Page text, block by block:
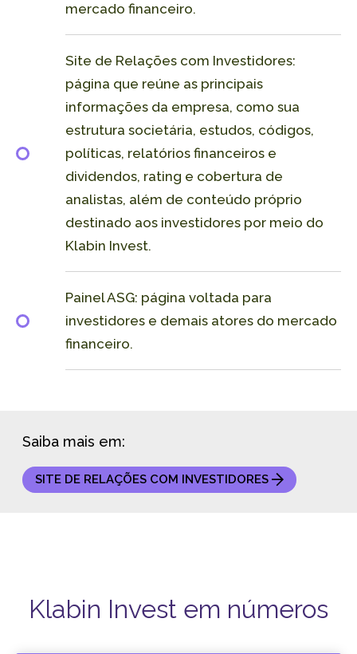
mercado financeiro.
Site de Relações com Investidores:
página que reúne as principais
informações da empresa, como sua
estrutura societária, estudos, códigos,
políticas, relatórios financeiros e
dividendos, rating e cobertura de
analistas, além de conteúdo próprio
destinado aos investidores por meio do
Klabin Invest.
Painel ASG: página voltada para
investidores e demais atores do mercado
financeiro.
Saiba mais em:
SITE DE RELAÇÕES COM INVESTIDORES
Klabin Invest em números